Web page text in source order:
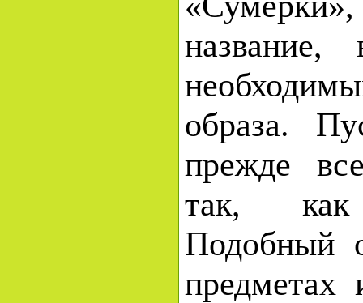
название,
образа.
прежде
так, как
Подобный
предметах